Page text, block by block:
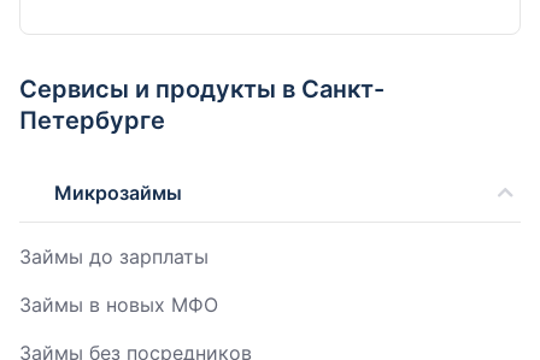
Сервисы и продукты в Санкт-
Петербурге
Микрозаймы
Займы до зарплаты
Займы в новых МФО
Займы без посредников